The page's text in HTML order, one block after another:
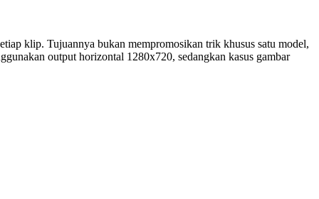
klip. Tujuannya bukan mempromosikan trik khusus satu model,
output horizontal 1280x720, sedangkan kasus gambar